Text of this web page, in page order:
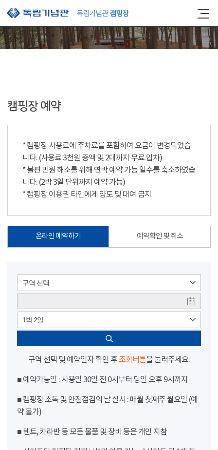
본문 바로가기
캠핑장 예약
* 캠핑장 사용료에 주차료를 포함하여 요금이 변경되었습
니다. (사용료 3천원 증액 및 2대까지 무료 입차)
* 불편 민원 해소를 위해 연박 예약 가능 일수를 축소하였습
니다. (2박 3일 단위까지 예약 가능)
* 캠핑장 이용권 타인에게 양도 및 대여 금지
온라인 예약하기 예약확인 및 취소
구역 선택
1박 2일
구역 선택 및 예약일자 확인 후 조회버튼을 눌러주세요.
■ 예약가능일 : 사용일 30일 전 0시부터 당일 오후 9시까지
■ 캠핑장 소독 및 안전점검의 날 실시 : 매월 첫째주 월요일 (예
약 불가)
■ 텐트, 카라반 등 모든 물품 및 장비 등은 개인 지참